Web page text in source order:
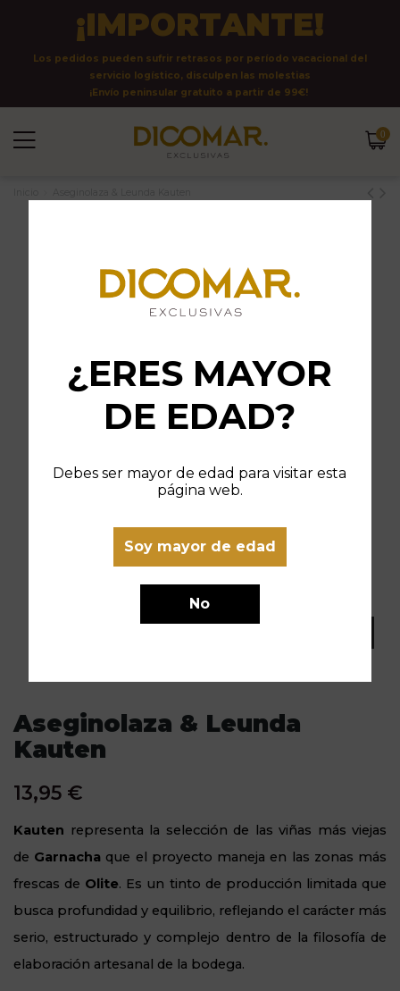
¿ERES MAYOR
DE EDAD?
Debes ser mayor de edad para visitar esta
página web.
Soy mayor de edad
No
¡IMPORTANTE!
Los pedidos pueden sufrir retrasos por período vacacional del
servicio logístico, disculpen las molestias
¡Envío peninsular gratuito a partir de 99€!
0
Aseginolaza & Leunda
Kauten
13,95 €
Kauten representa la selección de las viñas más viejas
de Garnacha que el proyecto maneja en las zonas más
frescas de Olite. Es un tinto de producción limitada que
busca profundidad y equilibrio, reflejando el carácter más
serio, estructurado y complejo dentro de la filosofía de
elaboración artesanal de la bodega.